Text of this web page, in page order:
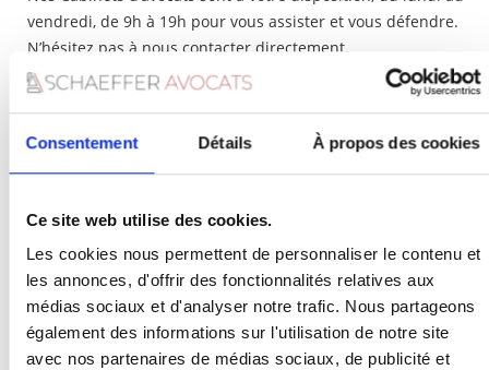
Consentement Détails À propos des cookies
Ce site web utilise des cookies.
Les cookies nous permettent de personnaliser le contenu et
les annonces, d'offrir des fonctionnalités relatives aux
médias sociaux et d'analyser notre trafic. Nous partageons
également des informations sur l'utilisation de notre site
avec nos partenaires de médias sociaux, de publicité et
vendredi, de 9h à 19h pour vous assister et vous défendre.
N’hésitez pas à nous contacter directement.